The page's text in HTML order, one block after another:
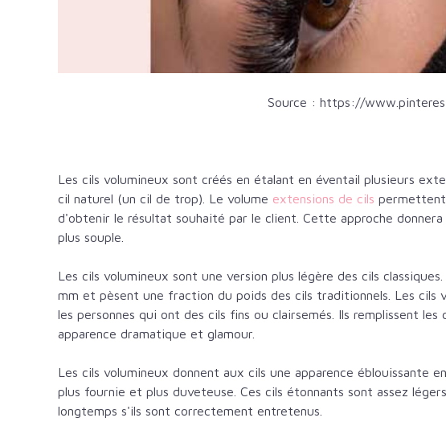
Source :https://www.pint
Les cils volumineux sont créés en étalant en éventail plusieurs
cil naturel (un cil de trop). Le volume extensions de cils permettent
d'obtenir le résultat souhaité par le client. Cette approche
plus souple.
Les cils volumineux sont une version plus légère des cils
mm et pèsent une fraction du poids des cils traditionnels. Les cils
les personnes qui ont des cils fins ou clairsemés. Ils remplissent
apparence dramatique et glamour.
Les cils volumineux donnent aux cils une apparence éblouissante
plus fournie et plus duveteuse. Ces cils étonnants sont assez
longtemps s'ils sont correctement entretenus.